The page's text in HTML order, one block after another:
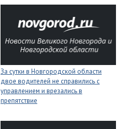
За сутки в Новгородской области
двое водителей не справились с
управлением и врезались в
препятствие